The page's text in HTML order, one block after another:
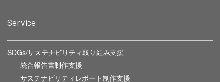
Service
SDGs/サステナビリティ取り組み支援
-統合報告書制作支援
-サステナビリティレポート制作支援